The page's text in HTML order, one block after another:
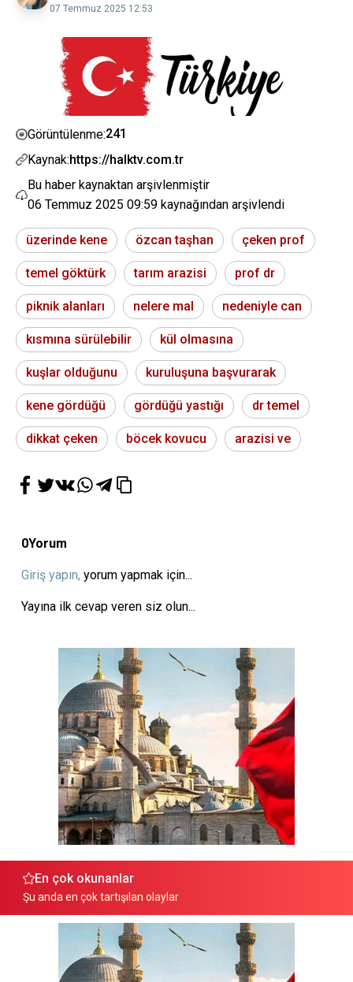
07 Temmuz 2025 12:53
Görüntülenme:241
Kaynak:https://halktv.com.tr
Bu haber kaynaktan arşivlenmiştir
06 Temmuz 2025 09:59 kaynağından arşivlendi
üzerinde kene özcan taşhan çeken prof
temel göktürk tarım arazisi prof dr
piknik alanları nelere mal nedeniyle can
kısmına sürülebilir kül olmasına
kuşlar olduğunu kuruluşuna başvurarak
kene gördüğü gördüğü yastığı dr temel
dikkat çeken böcek kovucu arazisi ve
0Yorum
Giriş yapın, yorum yapmak için...
Yayına ilk cevap veren siz olun...
En çok okunanlar
Şu anda en çok tartışılan olaylar